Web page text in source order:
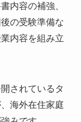
内容の補強、
の受験準備な
内容を組み立
されているタ
海外在住家庭